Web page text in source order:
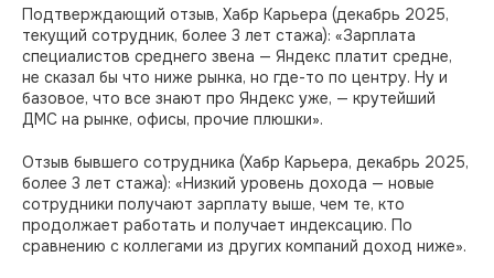
Подтверждающий отзыв, Хабр Карьера (декабрь 2025,
текущий сотрудник, более 3 лет стажа): «Зарплата
специалистов среднего звена — Яндекс платит средне,
не сказал бы что ниже рынка, но где-то по центру. Ну и
базовое, что все знают про Яндекс уже, — крутейший
ДМС на рынке, офисы, прочие плюшки».
Отзыв бывшего сотрудника (Хабр Карьера, декабрь 2025,
более 3 лет стажа): «Низкий уровень дохода — новые
сотрудники получают зарплату выше, чем те, кто
продолжает работать и получает индексацию. По
сравнению с коллегами из других компаний доход ниже».